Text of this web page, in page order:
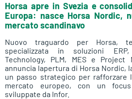
Horsa apre in Svezia e
Europa: nasce Horsa Nordic,
mercato scandinavo
Nuovo traguardo per Horsa,
specializzata in soluzioni
Technology, PLM, MES e Project
annuncia lapertura di Horsa Nordic,
un passo strategico per rafforzare
mercato europeo, con un
sviluppate da Infor.